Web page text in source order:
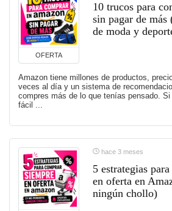
OFERTA
10 trucos para
sin pagar de más
de moda y
Amazon tiene millones de productos,
veces al día y un sistema de
compres más de lo que tenías pensado.
fácil ...
hace 3 meses
5 estrategias
en oferta en
ningún chollo)